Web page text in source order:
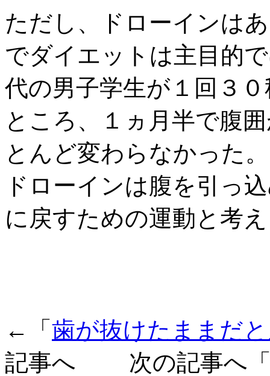
ただし、ドローインは
でダイエットは主目的
代の男子学生が１回３
ところ、１ヵ月半で腹
とんど変わらなかった。
ドローインは腹を引っ
に戻すための運動と考
←「 歯が抜けたままだ
記事へ 次の記事へ